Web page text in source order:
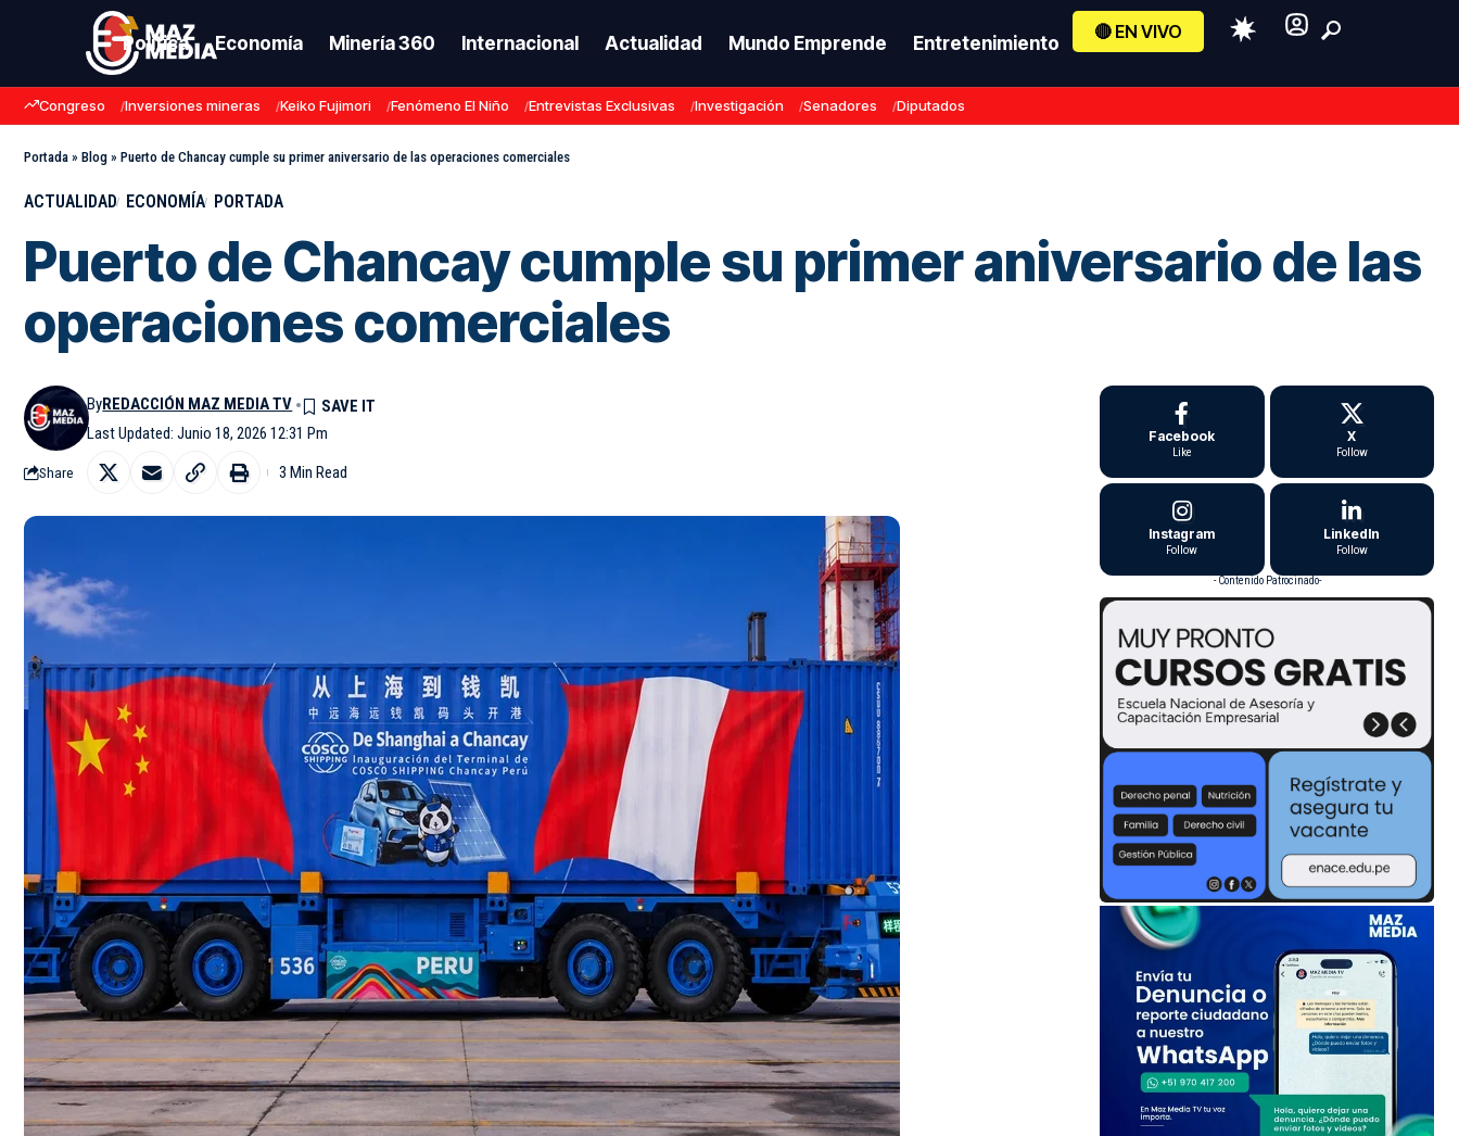
Política Economía Minería 360 Internacional Actualidad Mundo Emprende Entretenimiento
🔴 EN VIVO
Congreso Inversiones mineras Keiko Fujimori Fenómeno El Niño Entrevistas Exclusivas Investigación Senadores Diputados
Portada » Blog » Puerto de Chancay cumple su primer aniversario de las operaciones comerciales
ACTUALIDAD ECONOMÍA PORTADA
Puerto de Chancay cumple su primer aniversario de las
operaciones comerciales
Last Updated: Junio 18, 2026 12:31 Pm
ByREDACCIÓN MAZ MEDIA TV
Share 3 Min Read
Facebook
Like
X
Follow
Instagram
Follow
LinkedIn
Follow
- Contenido Patrocinado-